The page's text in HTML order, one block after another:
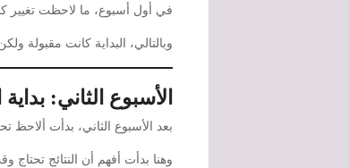
في أول أسبوع، ما لاحظت تغيير
وبالتالي، البداية كانت مقبولة
الأسبوع الثاني:
بعد الأسبوع الثاني، بدأت
وهنا بدأت أفهم أن النتائج